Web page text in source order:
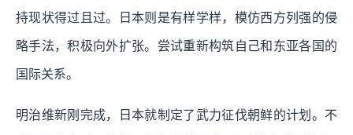
持现状得过且过。日本则是有样学样，模仿西方列强的侵
略手法，积极向外扩张。尝试重新构筑自己和东亚各国的
国际关系。
明治维新刚完成，日本就制定了武力征伐朝鲜的计划。不